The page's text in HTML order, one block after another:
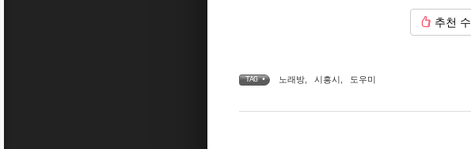
추천 수
TAG • 노래방, 시흥시 , 도우미